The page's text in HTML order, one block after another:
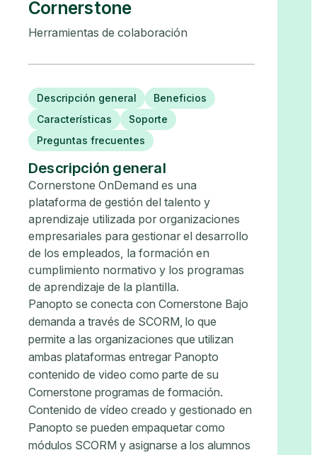
Cornerstone
Herramientas de colaboración
Descripción general
Beneficios
Características
Soporte
Preguntas frecuentes
Descripción general
Cornerstone OnDemand es una
plataforma de gestión del talento y
aprendizaje utilizada por organizaciones
empresariales para gestionar el desarrollo
de los empleados, la formación en
cumplimiento normativo y los programas
de aprendizaje de la plantilla.
Panopto se conecta con Cornerstone Bajo
demanda a través de SCORM, lo que
permite a las organizaciones que utilizan
ambas plataformas entregar Panopto
contenido de video como parte de su
Cornerstone programas de formación.
Contenido de vídeo creado y gestionado en
Panopto se pueden empaquetar como
módulos SCORM y asignarse a los alumnos